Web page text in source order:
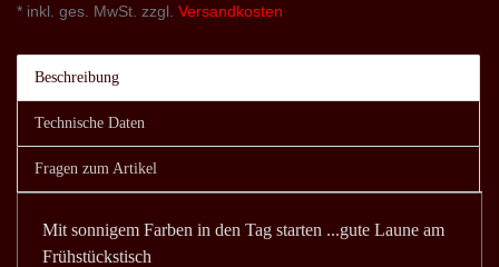
* inkl. ges. MwSt. zzgl. Versandkosten
Beschreibung
Technische Daten
Fragen zum Artikel
Mit sonnigem Farben in den Tag starten ...gute Laune am
Frühstückstisch